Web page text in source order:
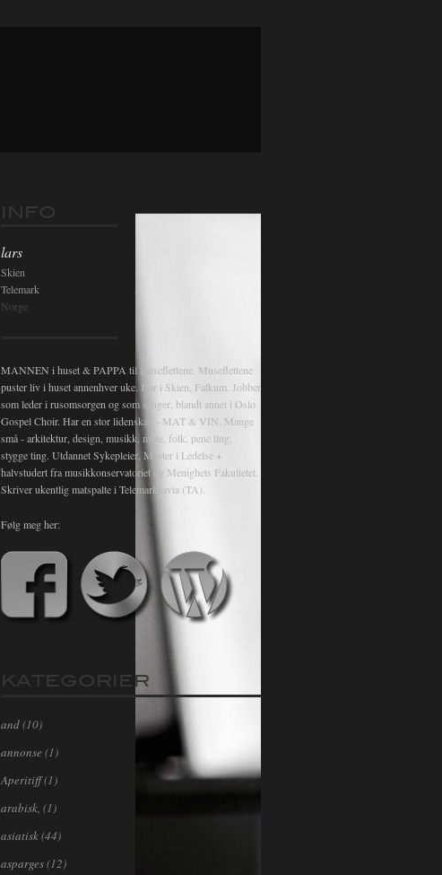
INFO
lars
Skien
Telemark
Norge
MANNEN i huset & PAPPA til museflettene. Museflettene
puster liv i huset annenhver uke. Bor i Skien, Falkum. Jobber
som leder i rusomsorgen og som sanger, blandt annet i Oslo
Gospel Choir. Har en stor lidenskap - MAT & VIN. Mange
små - arkitektur, design, musikk, mote, folk, pene ting,
stygge ting. Utdannet Sykepleier, Master i Ledelse +
halvstudert fra musikkonservatoriet og Menighets Fakultetet.
Skriver ukentlig matspalte i Telemarksavia (TA).
Følg meg her:
KATEGORIER
and(10)
annonse (1)
Aperitiff(1)
arabisk, (1)
asiatisk(44)
asparges(12)